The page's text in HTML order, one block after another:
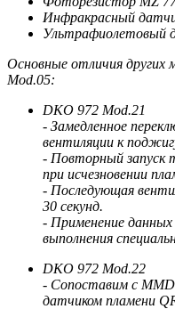
Инфракрасный
Ультрафиолетовый
Основные отличия других
Mod.05:
DKO 972 Mod.21
- Замедленное
вентиляции к
- Повторный запуск
при исчезновении
- Последующая
30 секунд.
- Применение
выполнения
DKO 972 Mod.22
- Сопоставим c
датчиком пламени